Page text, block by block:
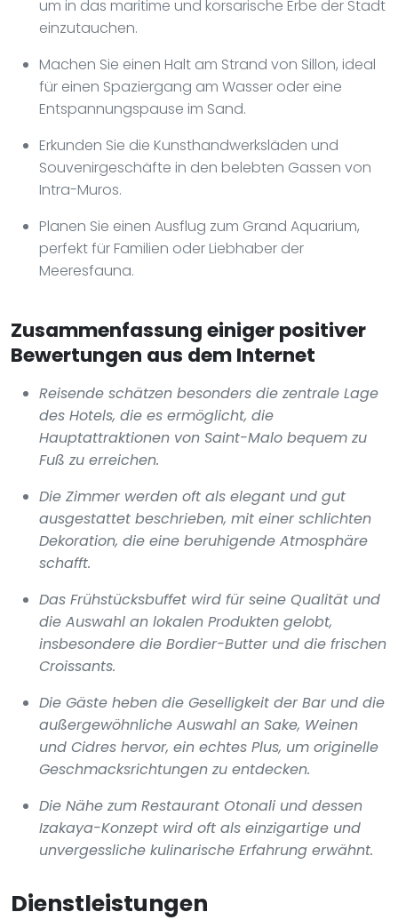
um in das maritime und korsarische Erbe der Stadt
einzutauchen.
Machen Sie einen Halt am Strand von Sillon, ideal
für einen Spaziergang am Wasser oder eine
Entspannungspause im Sand.
Erkunden Sie die Kunsthandwerksläden und
Souvenirgeschäfte in den belebten Gassen von
Intra-Muros.
Planen Sie einen Ausflug zum Grand Aquarium,
perfekt für Familien oder Liebhaber der
Meeresfauna.
Zusammenfassung einiger positiver
Bewertungen aus dem Internet
Reisende schätzen besonders die zentrale Lage
des Hotels, die es ermöglicht, die
Hauptattraktionen von Saint-Malo bequem zu
Fuß zu erreichen.
Die Zimmer werden oft als elegant und gut
ausgestattet beschrieben, mit einer schlichten
Dekoration, die eine beruhigende Atmosphäre
schafft.
Das Frühstücksbuffet wird für seine Qualität und
die Auswahl an lokalen Produkten gelobt,
insbesondere die Bordier-Butter und die frischen
Croissants.
Die Gäste heben die Geselligkeit der Bar und die
außergewöhnliche Auswahl an Sake, Weinen
und Cidres hervor, ein echtes Plus, um originelle
Geschmacksrichtungen zu entdecken.
Die Nähe zum Restaurant Otonali und dessen
Izakaya-Konzept wird oft als einzigartige und
unvergessliche kulinarische Erfahrung erwähnt.
Dienstleistungen